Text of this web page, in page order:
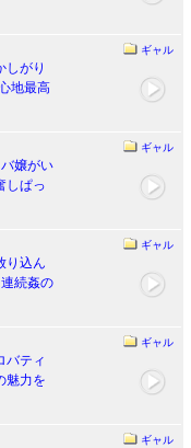
ギャル
しがり
地最高
ギャル
嬢がい
しぱっ
ギャル
り込ん
続姦の
ギャル
バティ
魅力を
ギャル